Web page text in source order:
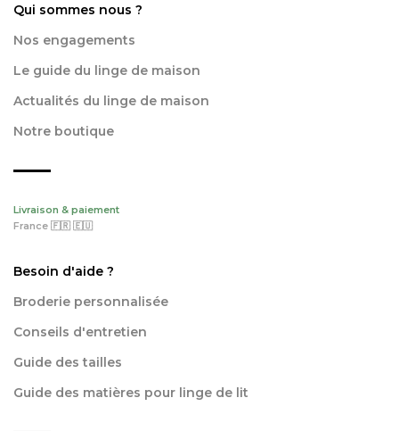
Qui sommes nous ?
Nos engagements
Le guide du linge de maison
Actualités du linge de maison
Notre boutique
Livraison & paiement
France 🇫🇷 🇪🇺
Besoin d'aide ?
Broderie personnalisée
Conseils d'entretien
Guide des tailles
Guide des matières pour linge de lit